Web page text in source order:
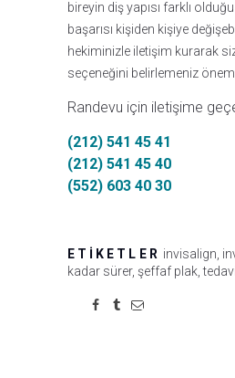
bireyin diş yapısı farklı
başarısı kişiden kişiye
hekiminizle iletişim kurarak
seçeneğini belirlemeniz
Randevu için iletişime
(212) 541 45 41
(212) 541 45 40
(552) 603 40 30
ETIKETLER invisalign
kadar sürer, şeffaf plak ,